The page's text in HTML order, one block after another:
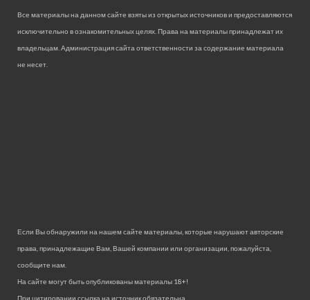
Все материалы на данном сайте взяты из открытых источников и предоставляются
исключительно в ознакомительных целях. Права на материалы принадлежат их
владельцам. Администрация сайта ответственности за содержание материала
не несет.
Если Вы обнаружили на нашем сайте материалы, которые нарушают авторские
права, принадлежащие Вам, Вашей компании или организации, пожалуйста,
сообщите нам.
На сайте могут быть опубликованы материалы 18+!
При цитировании ссылка на источник обязательна.